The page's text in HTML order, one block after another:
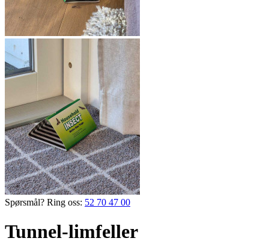
Spørsmål? Ring oss: 52 70 47 00
Tunnel-limfeller